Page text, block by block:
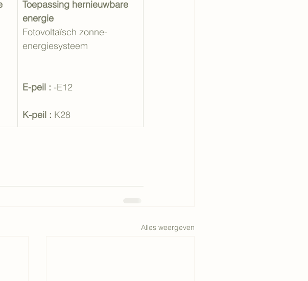
Toepassing hernieuwbare
energie
Fotovoltaïsch zonne-
energiesysteem
E-peil : -E12
K-peil : K28
Alles weergeven